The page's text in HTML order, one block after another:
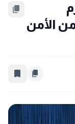
الأمن
content_copy
content_copy
bookmark_border